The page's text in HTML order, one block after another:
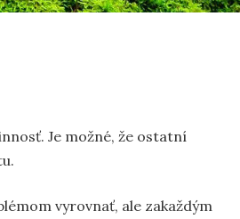
Je možné, že ostatní
vyrovnať, ale zakaždým